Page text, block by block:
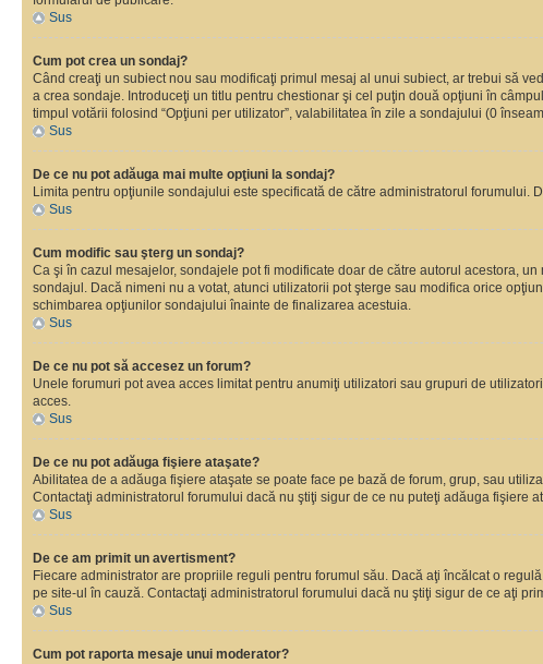
Sus
Cum pot crea un sondaj?
Când creaţi un subiect nou sau modificaţi primul mesaj al unui subiect, ar trebui să
a crea sondaje. Introduceţi un titlu pentru chestionar şi cel puţin două opţiuni în
timpul votării folosind “Opţiuni per utilizator”, valabilitatea în zile a sondajului (0
Sus
De ce nu pot adăuga mai multe opţiuni la sondaj?
Limita pentru opţiunile sondajului este specificată de către administratorul forumului.
Sus
Cum modific sau şterg un sondaj?
Ca şi în cazul mesajelor, sondajele pot fi modificate doar de către autorul acestora,
sondajul. Dacă nimeni nu a votat, atunci utilizatorii pot şterge sau modifica orice
schimbarea opţiunilor sondajului înainte de finalizarea acestuia.
Sus
De ce nu pot să accesez un forum?
Unele forumuri pot avea acces limitat pentru anumiţi utilizatori sau grupuri de
acces.
Sus
De ce nu pot adăuga fişiere ataşate?
Abilitatea de a adăuga fişiere ataşate se poate face pe bază de forum, grup, sau
Contactaţi administratorul forumului dacă nu ştiţi sigur de ce nu puteţi adăuga fişiere
Sus
De ce am primit un avertisment?
Fiecare administrator are propriile reguli pentru forumul său. Dacă aţi încălcat o
pe site-ul în cauză. Contactaţi administratorul forumului dacă nu ştiţi sigur de ce aţi
Sus
Cum pot raporta mesaje unui moderator?